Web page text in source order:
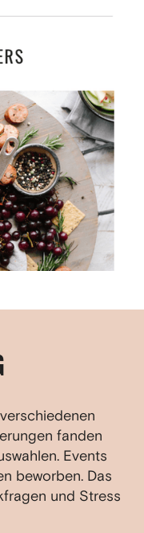
fanden
Events
beworben. Das
und Stress